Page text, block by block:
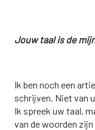
Jouw taal is de
Ik ben noch een
schrijven. Niet van
Ik spreek uw taal,
van de woorden